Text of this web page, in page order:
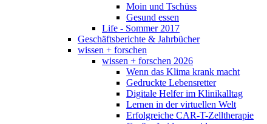
Moin und Tschüss
Gesund essen
Life - Sommer 2017
Geschäftsberichte & Jahrbücher
wissen + forschen
wissen + forschen 2026
Wenn das Klima krank macht
Gedruckte Lebensretter
Digitale Helfer im Klinikalltag
Lernen in der virtuellen Welt
Erfolgreiche CAR-T-Zelltherapie